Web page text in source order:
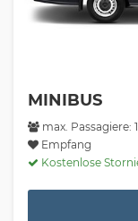
MINIBUS
max. Passagiere:
Empfang
Kostenlose